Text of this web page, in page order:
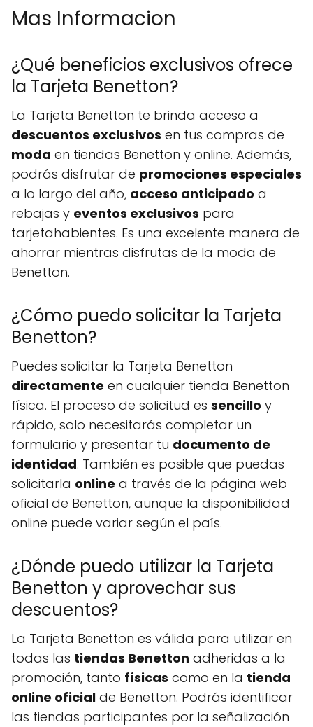
Mas Informacion
¿Qué beneficios exclusivos ofrece
la Tarjeta Benetton?
La Tarjeta Benetton te brinda acceso a
descuentos exclusivos en tus compras de
moda en tiendas Benetton y online. Además,
podrás disfrutar de promociones especiales
a lo largo del año, acceso anticipado a
rebajas y eventos exclusivos para
tarjetahabientes. Es una excelente manera de
ahorrar mientras disfrutas de la moda de
Benetton.
¿Cómo puedo solicitar la Tarjeta
Benetton?
Puedes solicitar la Tarjeta Benetton
directamente en cualquier tienda Benetton
física. El proceso de solicitud es sencillo y
rápido, solo necesitarás completar un
formulario y presentar tu documento de
identidad. También es posible que puedas
solicitarla online a través de la página web
oficial de Benetton, aunque la disponibilidad
online puede variar según el país.
¿Dónde puedo utilizar la Tarjeta
Benetton y aprovechar sus
descuentos?
La Tarjeta Benetton es válida para utilizar en
todas las tiendas Benetton adheridas a la
promoción, tanto físicas como en la tienda
online oficial de Benetton. Podrás identificar
las tiendas participantes por la señalización